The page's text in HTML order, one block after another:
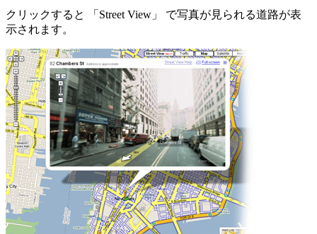
クリックすると 「Street View」 で写真が見られる道路が表
示されます。